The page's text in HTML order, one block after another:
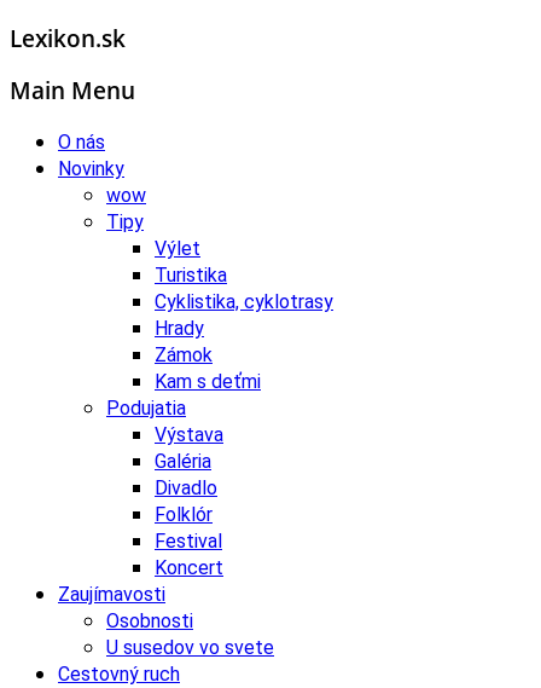
Lexikon.sk
Main Menu
O nás
Novinky
wow
Tipy
Výlet
Turistika
Cyklistika, cyklotrasy
Hrady
Zámok
Kam s deťmi
Podujatia
Výstava
Galéria
Divadlo
Folklór
Festival
Koncert
Zaujímavosti
Osobnosti
U susedov vo svete
Cestovný ruch